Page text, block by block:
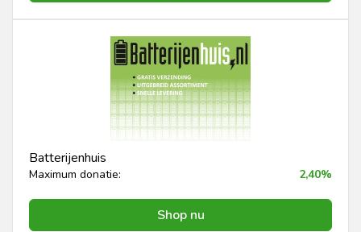
Batterijenhuis
Maximum donatie: 2,40%
Shop nu